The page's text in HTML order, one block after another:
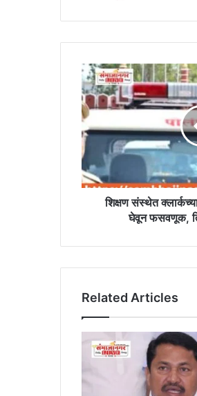
शिक्षण
संस्थेत
क्लार्कच्या
नौकरीसाठी
६
लाख
रुपये
घेवून
फसवणूक,
!
शिक्षण संस्थेत
घेवून फसवणूक,
Related Articles